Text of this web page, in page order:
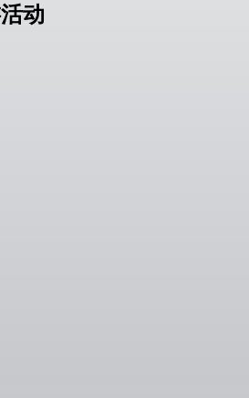
动